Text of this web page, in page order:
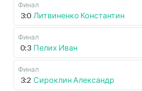
Финал
3:0 Литвиненко Константин
Финал
0:3 Пелих Иван
Финал
3:2 Сироклин Александр